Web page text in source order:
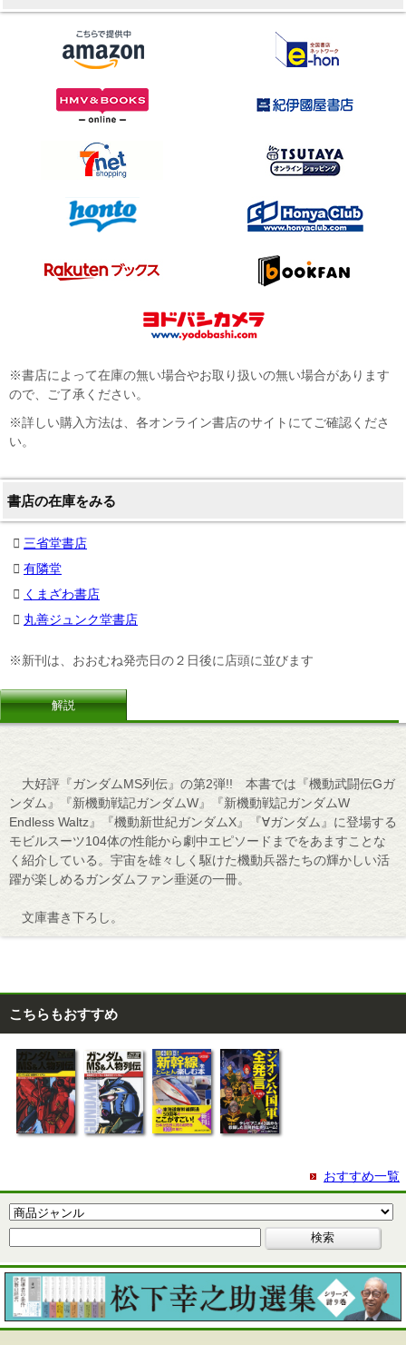
※書店によって在庫の無い場合やお取り扱いの無い場合があります
ので、ご了承ください。
※詳しい購入方法は、各オンライン書店のサイトにてご確認くださ
い。
書店の在庫をみる
三省堂書店
有隣堂
くまざわ書店
丸善ジュンク堂書店
※新刊は、おおむね発売日の２日後に店頭に並びます
解説
大好評『ガンダムMS列伝』の第2弾!! 本書では『機動武闘伝Gガ
ンダム』『新機動戦記ガンダムW』『新機動戦記ガンダムW
Endless Waltz』『機動新世紀ガンダムX』『∀ガンダム』に登場する
モビルスーツ104体の性能から劇中エピソードまでをあますことな
く紹介している。宇宙を雄々しく駆けた機動兵器たちの輝かしい活
躍が楽しめるガンダムファン垂涎の一冊。
文庫書き下ろし。
こちらもおすすめ
おすすめ一覧